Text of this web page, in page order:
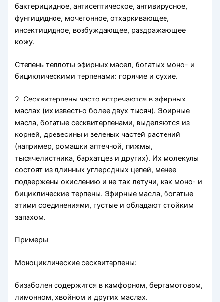
бактерицидное, анти­септическое, антивирусное,
фунгицидное, мочегонное, отхарки­вающее,
инсектицидное, возбуждающее, раздражающее
кожу.
Степень теплоты эфирных масел, богатых моно- и
бициклическими терпенами: горячие и сухие.
2. Сесквитерпены часто встречаются в эфирных
маслах (их известно более двух тысяч). Эфирные
масла, богатые сесквитерпенами, выделяются из
корней, древесины и зеленых час­тей растений
(например, ромашки аптечной, пижмы,
тысячелистника, бархатцев и других). Их молекулы
состоят из длинных углеродных цепей, менее
подверже­ны окислению и не так летучи, как моно- и
бициклические терпены. Эфирные масла, богатые
этими соединениями, густые и обладают стойким
запахом.
Примеры
Моноциклические сесквитерпены:
бизаболен содержится в камфорном, бергамотовом,
лимон­ном, хвойном и других маслах.